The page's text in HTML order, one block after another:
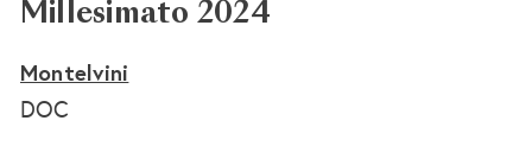
Millesimato 2024
Montelvini
DOC